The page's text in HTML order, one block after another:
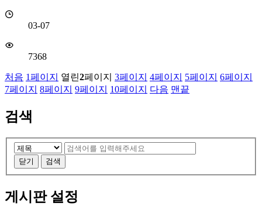
03-07
7368
처음 1페이지 열린2페이지 3페이지 4페이지 5페이지 6페이지
7페이지 8페이지 9페이지 10페이지 다음 맨끝
검색
검
색
대
검
색
어
수
닫기 검색
게시판 설정